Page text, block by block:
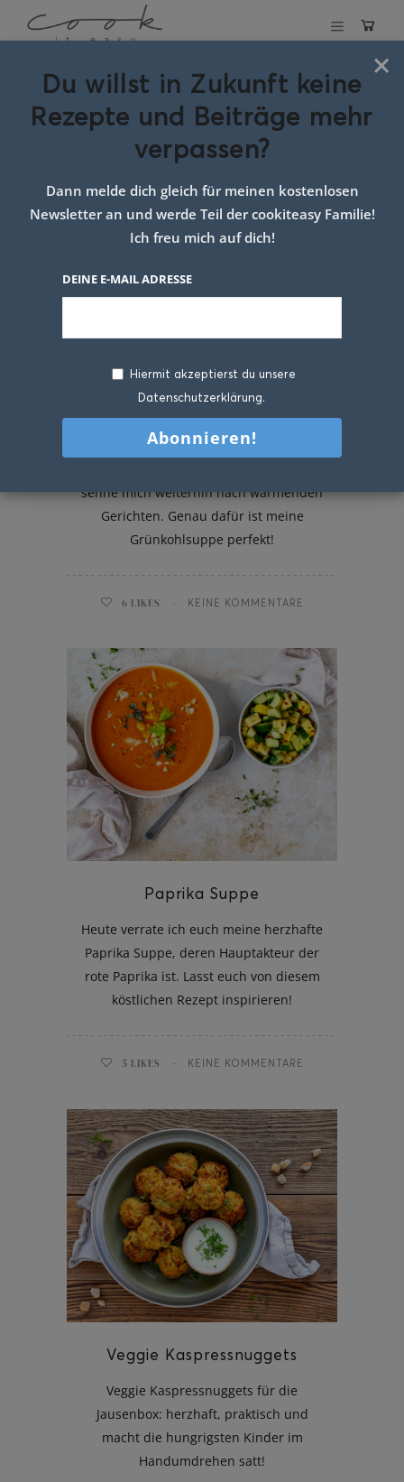
Vorspeisen,
Salate & Suppen
Grünkohlsuppe
sehne mich weiterhin nach wärmenden
Gerichten. Genau dafür ist meine
Grünkohlsuppe perfekt!
6 LIKES KEINE KOMMENTARE
Paprika Suppe
Heute verrate ich euch meine herzhafte
Paprika Suppe, deren Hauptakteur der
rote Paprika ist. Lasst euch von diesem
köstlichen Rezept inspirieren!
5 LIKES KEINE KOMMENTARE
Veggie Kaspressnuggets
Veggie Kaspressnuggets für die
Jausenbox: herzhaft, praktisch und
macht die hungrigsten Kinder im
Handumdrehen satt!
×
Du willst in Zukunft keine
Rezepte und Beiträge mehr
verpassen?
Dann melde dich gleich für meinen kostenlosen
Newsletter an und werde Teil der cookiteasy Familie!
Ich freu mich auf dich!
DEINE E-MAIL ADRESSE
Hiermit akzeptierst du unsere
Datenschutzerklärung.